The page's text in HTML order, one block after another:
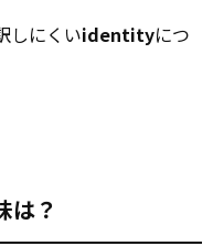
しにくいidentityにつ
？